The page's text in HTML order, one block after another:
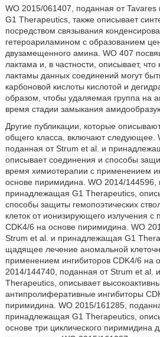
WO 2015/061407, поданная от Tavares
G1 Therapeutics, также описывает
посредством связывания
гетероариламином с образованием
двузамещенного амина. WO 407
лактама и, в частности, описывает,
лактамы данных соединений могут
карбоновой кислоты кислотой и
образом, чтобы удаляемая группа на
время стадии замыкания
Другие публикации, которые
общего класса, включают следующее.
поданная от Strum et al. и
описывает соединения и способы
время химиотерапии с применением
основе пиримидина. WO 2014/144596,
принадлежащая G1 Therapeutics,
способы защиты гемопоэтических
клеток от ионизирующего излучения
CDK4/6 на основе пиримидина. WO
Strum et al. и принадлежащая G1
щадящее лечение аномальной
применением ингибиторов CDK4/6 на
2014/144740, поданная от Strum et al.
Therapeutics, описывает
антипролиферативные ингибиторы
пиримидина. WO 2015/161285,
принадлежащая G1 Therapeutics,
основе три циклического пиримидина